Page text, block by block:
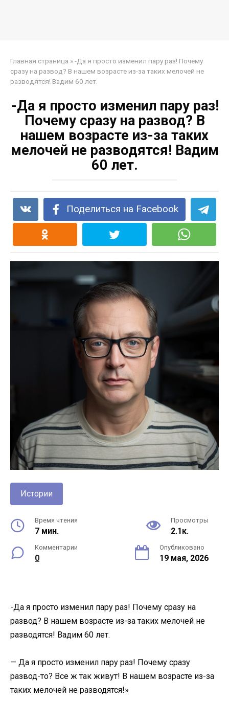
Главная страница »-Да я просто изменил пару раз! Почему
сразу на развод? В нашем возрасте из-за таких мелочей не
разводятся! Вадим 60 лет.
-Да я просто изменил пару раз!
Почему сразу на развод? В
нашем возрасте из-за таких
мелочей не разводятся! Вадим
60 лет.
Поделиться на Facebook
Истории
Время чтения
7 мин.
Просмотры
2.1к.
Комментарии
0
Опубликовано
19 мая, 2026
-Да я просто изменил пару раз! Почему сразу на
развод? В нашем возрасте из-за таких мелочей не
разводятся! Вадим 60 лет.
— Да я просто изменил пару раз! Почему сразу
развод-то? Все ж так живут! В нашем возрасте из-за
таких мелочей не разводятся!»